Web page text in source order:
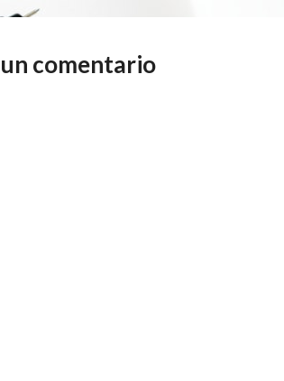
comentario